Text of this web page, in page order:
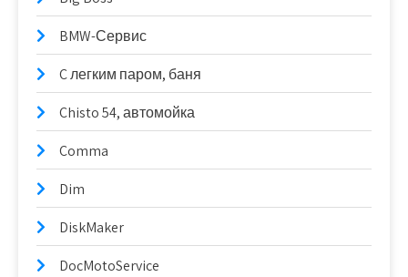
BMW-Сервис
C легким паром, баня
Chisto 54, автомойка
Comma
Dim
DiskMaker
DocMotoService